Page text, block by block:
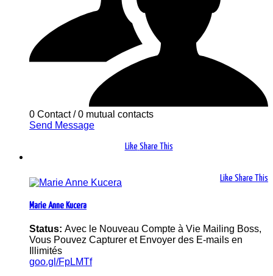
0 Contact/0 mutual contacts
Send Message
Like Share This
Like Share This
Marie Anne Kucera
Status: Avec le Nouveau Compte à Vie Mailing Boss,
Vous Pouvez Capturer et Envoyer des E-mails en
Illimités
goo.gl/FpLMTf